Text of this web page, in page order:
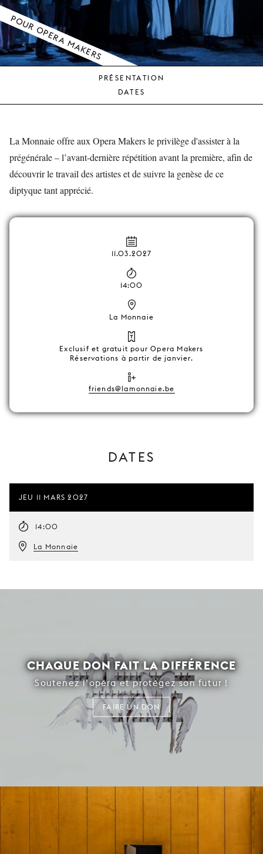
JEUNE
PUBLIC
LA
MONNAIE
SOUTENIR
POUR OPERA MAKERS
PRÉSENTATION
DATES
La Monnaie offre aux Opera Makers le privilège d'assister à la
prégénérale – l’avant-dernière répétition avant la première, afin de
découvrir le travail des artistes et de suivre la genèse de ce
diptyque tant apprécié.
11.03.2027
14:00
La Monnaie
Exclusif et gratuit pour Opera Makers
Réservations à partir de janvier.
friends@lamonnaie.be
DATES
JEU 11 MARS 2027
14:00
La Monnaie
CHAQUE DON FAIT LA DIFFÉRENCE
Soutenez l’opéra et protégez son futur !
FAIRE UN DON